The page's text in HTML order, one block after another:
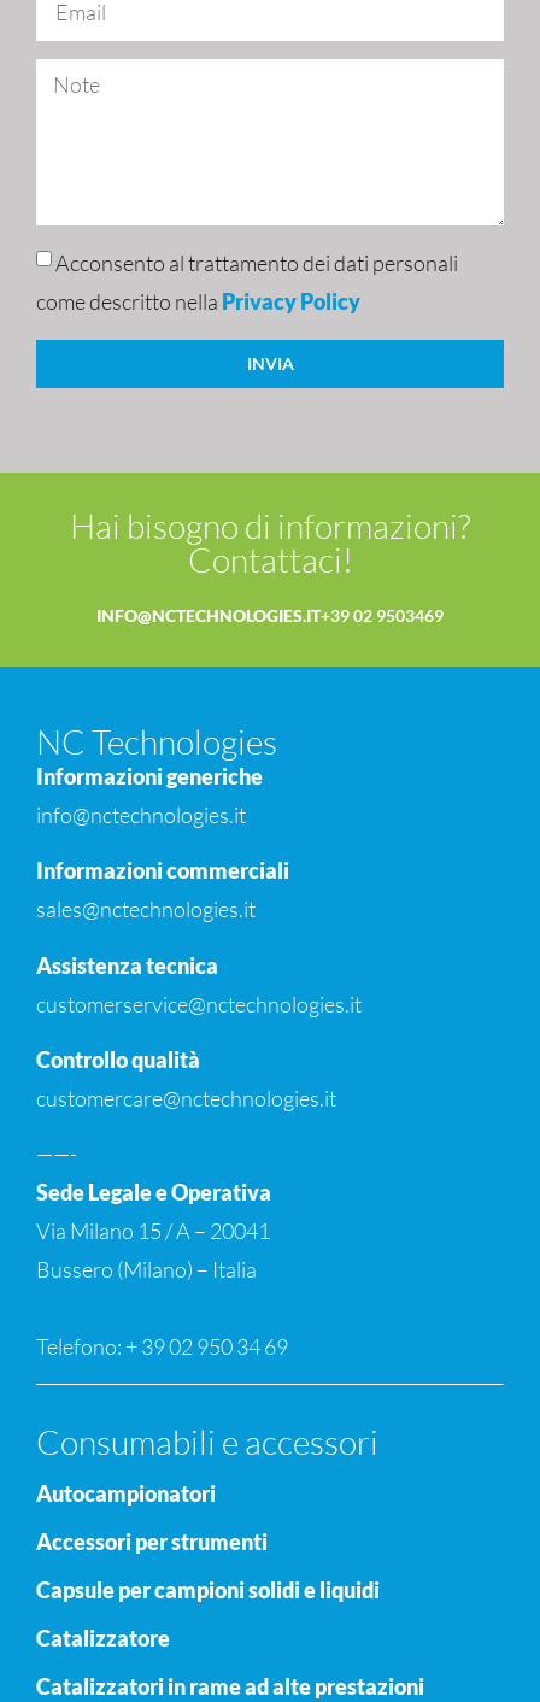
Acconsento al trattamento dei dati personali
come descritto nella Privacy Policy
INVIA
Hai bisogno di informazioni?
Contattaci!
INFO@NCTECHNOLOGIES.IT+39 02 9503469
NC Technologies
Informazioni generiche
info@nctechnologies.it
Informazioni commerciali
sales@nctechnologies.it
Assistenza tecnica
customerservice@nctechnologies.it
Controllo qualità
customercare@nctechnologies.it
——-
Sede Legale e Operativa
Via Milano 15 / A – 20041
Bussero (Milano) – Italia
Telefono: + 39 02 950 34 69
Consumabili e accessori
Autocampionatori
Accessori per strumenti
Capsule per campioni solidi e liquidi
Catalizzatore
Catalizzatori in rame ad alte prestazioni